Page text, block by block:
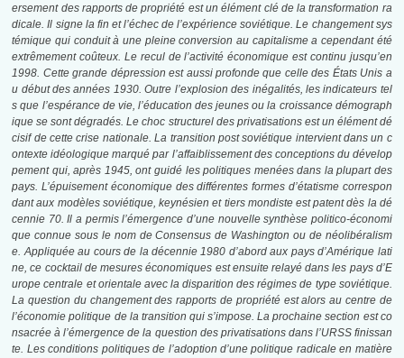
ersement des rapports de propriété est un élément clé de la transformation ra
dicale. Il signe la fin et l’échec de l’expérience soviétique. Le changement sys
témique qui conduit à une pleine conversion au capitalisme a cependant été
extrêmement coûteux. Le recul de l’activité économique est continu jusqu’en
1998. Cette grande dépression est aussi profonde que celle des États Unis a
u début des années 1930. Outre l’explosion des inégalités, les indicateurs tel
s que l’espérance de vie, l’éducation des jeunes ou la croissance démograph
ique se sont dégradés. Le choc structurel des privatisations est un élément dé
cisif de cette crise nationale. La transition post soviétique intervient dans un c
ontexte idéologique marqué par l’affaiblissement des conceptions du dévelop
pement qui, après 1945, ont guidé les politiques menées dans la plupart des
pays. L’épuisement économique des différentes formes d’étatisme correspon
dant aux modèles soviétique, keynésien et tiers mondiste est patent dès la dé
cennie 70. Il a permis l’émergence d’une nouvelle synthèse politico-économi
que connue sous le nom de Consensus de Washington ou de néolibéralism
e. Appliquée au cours de la décennie 1980 d’abord aux pays d’Amérique lati
ne, ce cocktail de mesures économiques est ensuite relayé dans les pays d’E
urope centrale et orientale avec la disparition des régimes de type soviétique.
La question du changement des rapports de propriété est alors au centre de
l’économie politique de la transition qui s’impose. La prochaine section est co
nsacrée à l’émergence de la question des privatisations dans l’URSS finissan
te. Les conditions politiques de l’adoption d’une politique radicale en matière